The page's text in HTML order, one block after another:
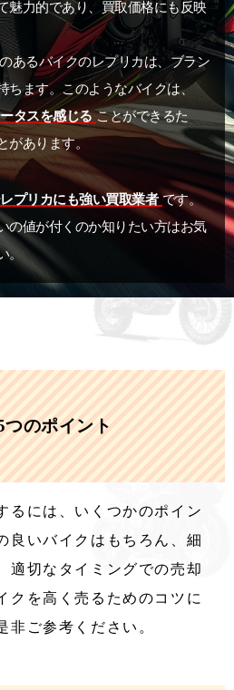
魅力的であり、買取価格にも反映
あるバイクのレプリカは、ブラン
ちます。このようなバイクは、
タスを感じる ことができるた
があります。
プリカにも強い買取業者 です。
の値が付くのか知りたい方はお気
。
のポイント
るには、いくつかのポイン
良いバイクはもちろん、細
適切なタイミングでの売却
クを高く売るためのコツに
非ご参考ください。